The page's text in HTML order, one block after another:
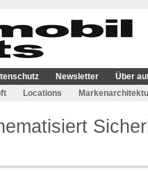
Newsletter
Über
Locations